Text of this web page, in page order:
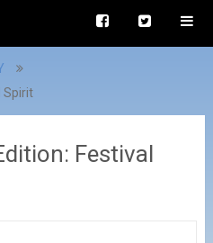
Spirit
Festival